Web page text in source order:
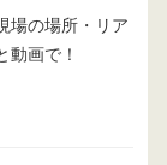
場の場所・リア
動画で！